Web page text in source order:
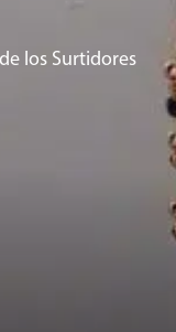
los Surtidores